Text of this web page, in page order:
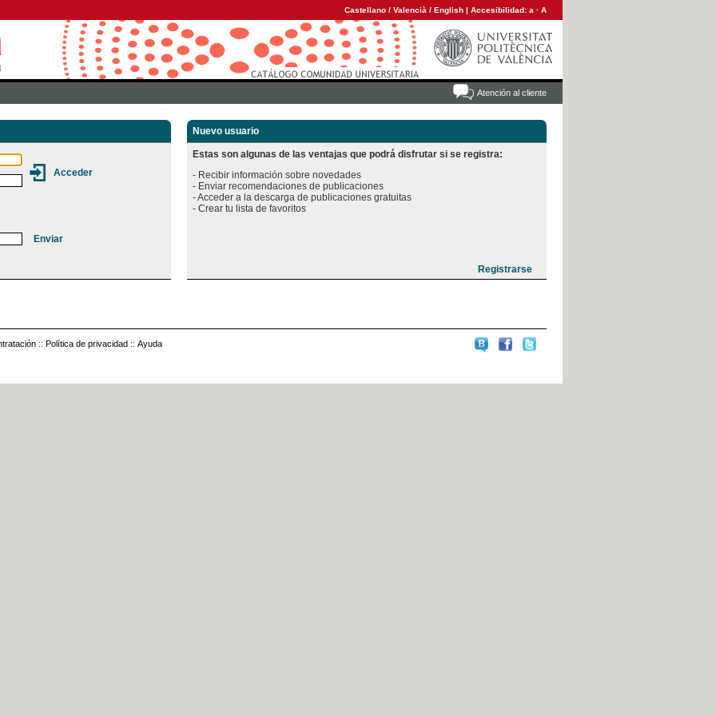
Castellano / Valencià / English | Accesibilidad: a · A
Atención al cliente
Nuevo usuario
Estas son algunas de las ventajas que podrá disfrutar si se registra:
- Recibir información sobre novedades
- Enviar recomendaciones de publicaciones
- Acceder a la descarga de publicaciones gratuitas
:: Política de privacidad :: Ayuda